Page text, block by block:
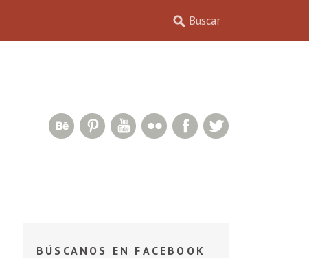
Facebook
Flickr
YouTube
Pinterest
Behance Network
BÚSCANOS EN FACEBOOK